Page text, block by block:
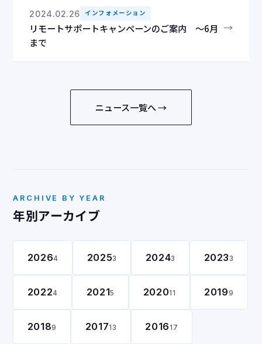
2024.02.26 インフォメーション
リモートサポートキャンペーンのご案内 ～6月
まで
→
ニュース一覧へ →
ARCHIVE BY YEAR
年別アーカイブ
20264 20253 20243 20233
20224 20215 202011 20199
20189 201713 201617